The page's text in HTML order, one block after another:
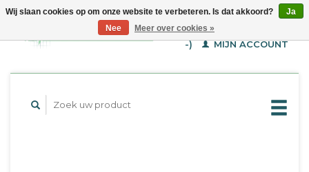
WINKELWAGEN (€--,-
-)
MIJN ACCOUNT
Wij slaan cookies op om onze website te verbeteren. Is dat akkoord?
Ja
Nee
Meer over cookies »